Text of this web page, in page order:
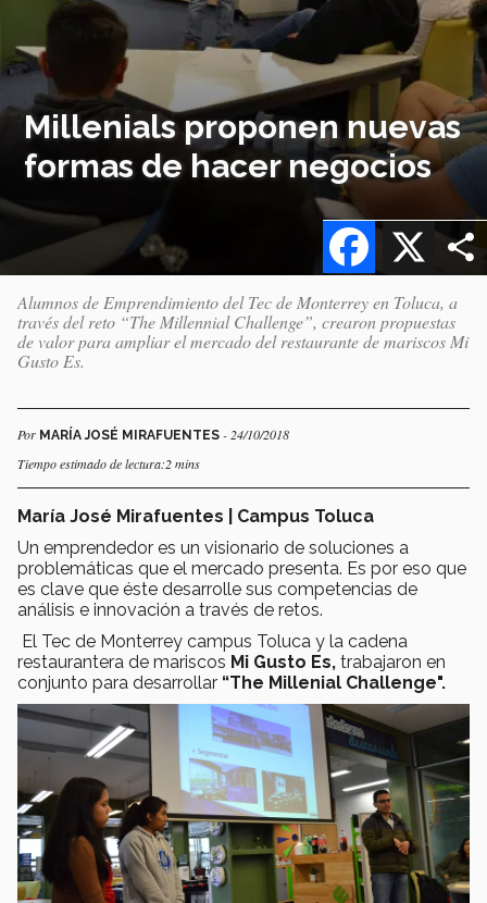
Millenials proponen nuevas
formas de hacer negocios
X
Facebook
Alumnos de Emprendimiento del Tec de Monterrey en Toluca, a
través del reto “The Millennial Challenge”, crearon propuestas
de valor para ampliar el mercado del restaurante de mariscos Mi
Gusto Es.
Por MARÍA JOSÉ MIRAFUENTES - 24/10/2018
Tiempo estimado de lectura:2 mins
María José Mirafuentes | Campus Toluca
Un emprendedor es un visionario de soluciones a
problemáticas que el mercado presenta. Es por eso que
es clave que éste desarrolle sus competencias de
análisis e innovación a través de retos.
El Tec de Monterrey campus Toluca y la cadena
restaurantera de mariscos Mi Gusto Es, trabajaron en
conjunto para desarrollar “The Millenial Challenge".